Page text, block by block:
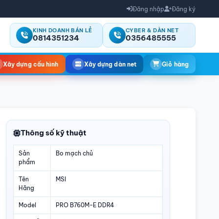
Đăng nhập Đăng ký
KINH DOANH BÁN LẺ
0814351234
CYBER & DÀN NET
0356485555
Xây dựng cấu hình Xây dựng dàn net Giỏ hàng
Thông số kỹ thuật
Sản
phẩm
Bo mạch chủ
Tên
Hãng
MSI
Model PRO B760M-E DDR4